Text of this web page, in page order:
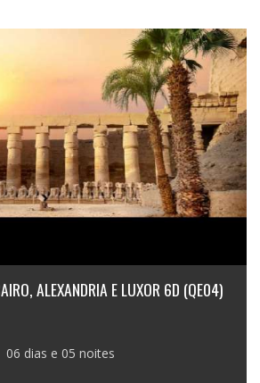
ALEXANDRIA E LUXOR 6D (QE04)
06 dias e 05 noites